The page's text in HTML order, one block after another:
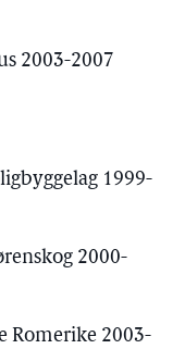
2003-2007
1999-
2000-
Romerike 2003-